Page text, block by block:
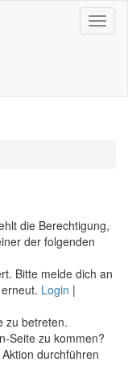
Bitte melde dich an
erneut.Login|
zu betreten.
Seite zu kommen?
durchführen
deaktiviert